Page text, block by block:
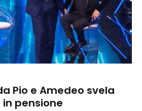
Pio e Amedeo svela
pensione